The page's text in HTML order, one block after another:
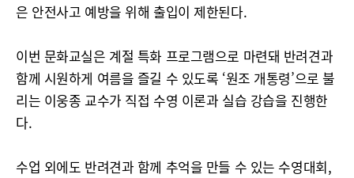
은 안전사고 예방을 위해 출입이 제한된다.
이번 문화교실은 계절 특화 프로그램으로 마련돼 반려견과
함께 시원하게 여름을 즐길 수 있도록 ‘원조 개통령’으로 불
리는 이웅종 교수가 직접 수영 이론과 실습 강습을 진행한
다.
수업 외에도 반려견과 함께 추억을 만들 수 있는 수영대회,